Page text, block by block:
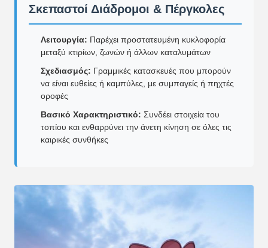
Σκεπαστοί Διάδρομοι & Πέργκολες
Λειτουργία: Παρέχει προστατευμένη κυκλοφορία
μεταξύ κτιρίων, ζωνών ή άλλων καταλυμάτων
Σχεδιασμός: Γραμμικές κατασκευές που μπορούν
να είναι ευθείες ή καμπύλες, με συμπαγείς ή πηχτές
οροφές
Βασικό Χαρακτηριστικό: Συνδέει στοιχεία του
τοπίου και ενθαρρύνει την άνετη κίνηση σε όλες τις
καιρικές συνθήκες